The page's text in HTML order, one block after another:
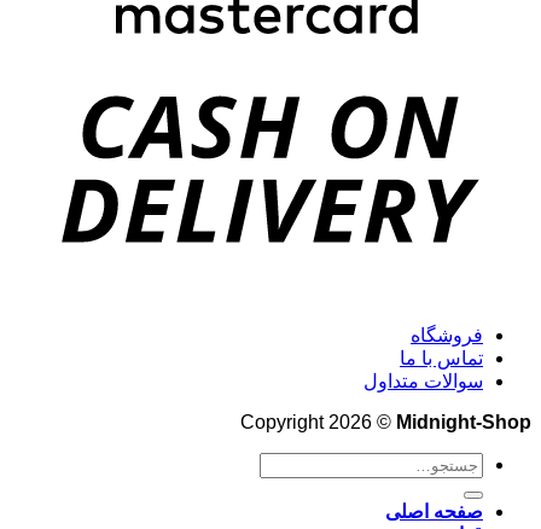
فروشگاه
تماس با ما
سوالات متداول
Copyright 2026 © Midnight-Shop
جستجو
صفحه اصلی